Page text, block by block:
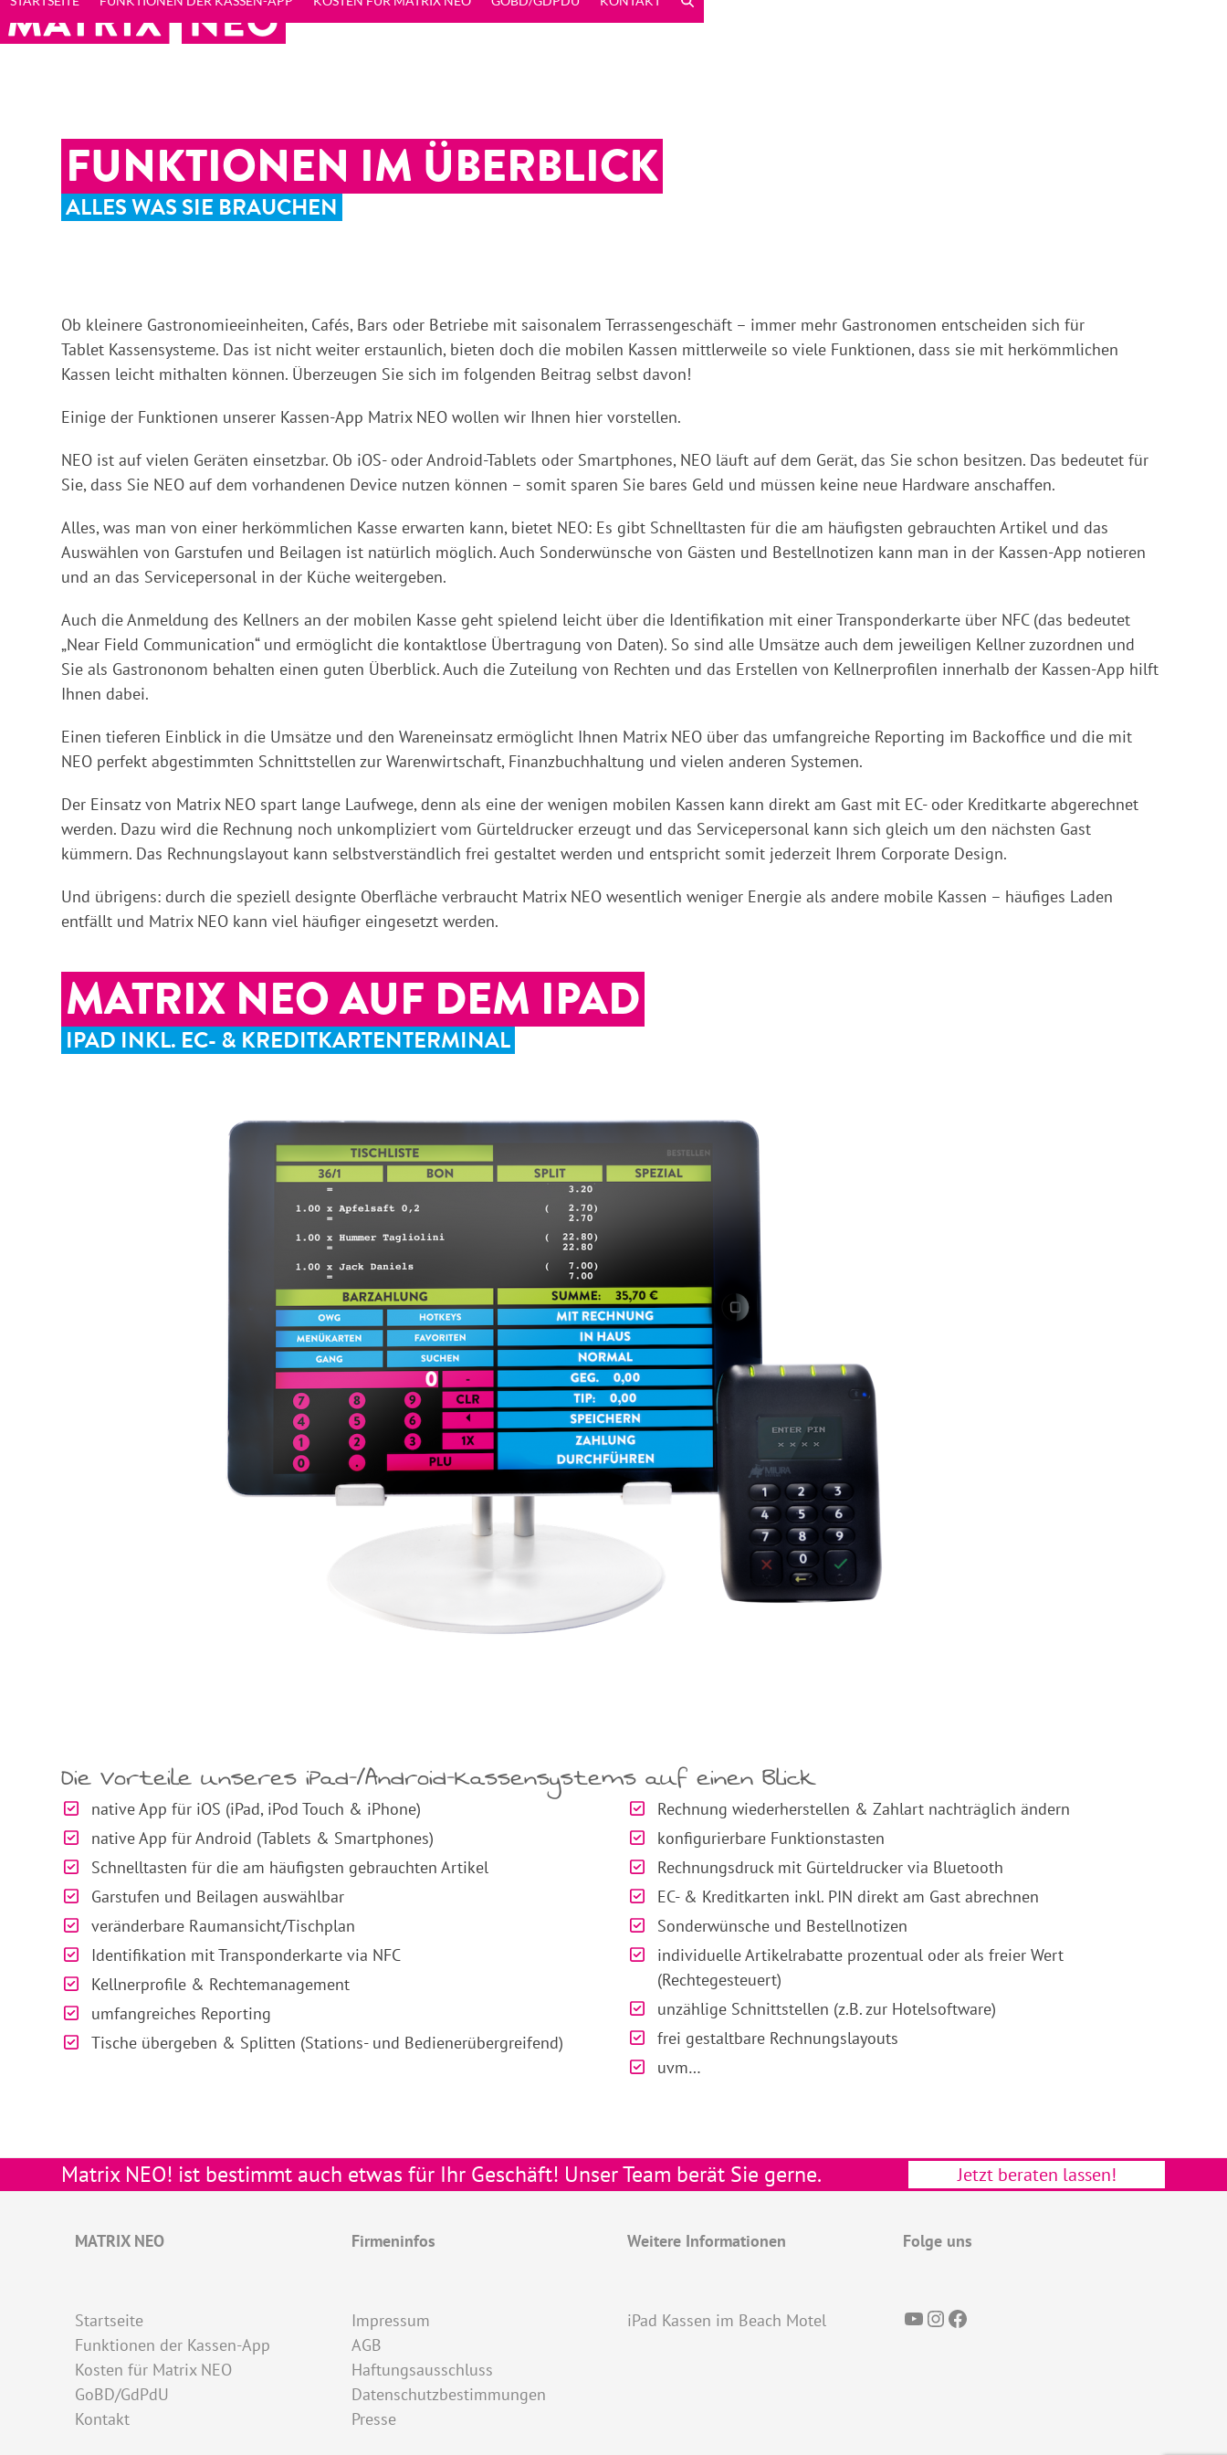
Skip
to
FUNKTIONEN IM ÜBERBLICK
ALLES WAS SIE BRAUCHEN
Ob kleinere Gastronomieeinheiten, Cafés, Bars oder Betriebe mit saisonalem Terrassengeschäft – immer mehr Gastronomen entscheiden sich für
Tablet Kassensysteme. Das ist nicht weiter erstaunlich, bieten doch die mobilen Kassen mittlerweile so viele Funktionen, dass sie mit herkömmlichen
Kassen leicht mithalten können. Überzeugen Sie sich im folgenden Beitrag selbst davon!
Einige der Funktionen unserer Kassen-App Matrix NEO wollen wir Ihnen hier vorstellen.
NEO ist auf vielen Geräten einsetzbar. Ob iOS- oder Android-Tablets oder Smartphones, NEO läuft auf dem Gerät, das Sie schon besitzen. Das bedeutet für
Sie, dass Sie NEO auf dem vorhandenen Device nutzen können – somit sparen Sie bares Geld und müssen keine neue Hardware anschaffen.
Alles, was man von einer herkömmlichen Kasse erwarten kann, bietet NEO: Es gibt Schnelltasten für die am häufigsten gebrauchten Artikel und das
Auswählen von Garstufen und Beilagen ist natürlich möglich. Auch Sonderwünsche von Gästen und Bestellnotizen kann man in der Kassen-App notieren
und an das Servicepersonal in der Küche weitergeben.
Auch die Anmeldung des Kellners an der mobilen Kasse geht spielend leicht über die Identifikation mit einer Transponderkarte über NFC (das bedeutet
„Near Field Communication“ und ermöglicht die kontaktlose Übertragung von Daten). So sind alle Umsätze auch dem jeweiligen Kellner zuzordnen und
Sie als Gastrononom behalten einen guten Überblick. Auch die Zuteilung von Rechten und das Erstellen von Kellnerprofilen innerhalb der Kassen-App hilft
Ihnen dabei.
Einen tieferen Einblick in die Umsätze und den Wareneinsatz ermöglicht Ihnen Matrix NEO über das umfangreiche Reporting im Backoffice und die mit
NEO perfekt abgestimmten Schnittstellen zur Warenwirtschaft, Finanzbuchhaltung und vielen anderen Systemen.
Der Einsatz von Matrix NEO spart lange Laufwege, denn als eine der wenigen mobilen Kassen kann direkt am Gast mit EC- oder Kreditkarte abgerechnet
werden. Dazu wird die Rechnung noch unkompliziert vom Gürteldrucker erzeugt und das Servicepersonal kann sich gleich um den nächsten Gast
kümmern. Das Rechnungslayout kann selbstverständlich frei gestaltet werden und entspricht somit jederzeit Ihrem Corporate Design.
Und übrigens: durch die speziell designte Oberfläche verbraucht Matrix NEO wesentlich weniger Energie als andere mobile Kassen – häufiges Laden
entfällt und Matrix NEO kann viel häufiger eingesetzt werden.
MATRIX NEO AUF DEM IPAD
IPAD INKL. EC- & KREDITKARTENTERMINAL
Die Vorteile unseres iPad-/Android-Kassensystems auf einen Blick
native App für iOS (iPad, iPod Touch & iPhone)
native App für Android (Tablets & Smartphones)
Schnelltasten für die am häufigsten gebrauchten Artikel
Garstufen und Beilagen auswählbar
veränderbare Raumansicht/Tischplan
Identifikation mit Transponderkarte via NFC
Kellnerprofile & Rechtemanagement
umfangreiches Reporting
Tische übergeben & Splitten (Stations- und Bedienerübergreifend)
Rechnung wiederherstellen & Zahlart nachträglich ändern
konfigurierbare Funktionstasten
Rechnungsdruck mit Gürteldrucker via Bluetooth
EC- & Kreditkarten inkl. PIN direkt am Gast abrechnen
Sonderwünsche und Bestellnotizen
individuelle Artikelrabatte prozentual oder als freier Wert
(Rechtegesteuert)
unzählige Schnittstellen (z.B. zur Hotelsoftware)
frei gestaltbare Rechnungslayouts
uvm…
Matrix NEO! ist bestimmt auch etwas für Ihr Geschäft! Unser Team berät Sie gerne. Jetzt beraten lassen!
MATRIX NEO
Startseite
Funktionen der Kassen-App
Kosten für Matrix NEO
GoBD/GdPdU
Kontakt
Firmeninfos
Impressum
AGB
Haftungsausschluss
Datenschutzbestimmungen
Presse
Weitere Informationen
iPad Kassen im Beach Motel
Folge uns
YouTube
Instagram
Facebook